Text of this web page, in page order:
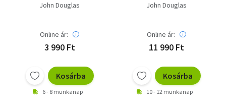
John Douglas
Online ár:
3 990 Ft
Kosárba
6 - 8 munkanap
John Douglas
Online ár:
11 990 Ft
Kosárba
10 - 12 munkanap